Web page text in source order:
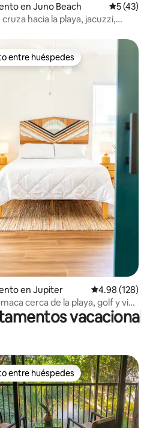
en Juno Beach
5 (43)
hacia la playa, jacuzzi,
de 5, 113 reseñas
entre huéspedes
entre huéspedes
en Jupiter Calificación
4.98 (128)
cerca de la playa, golf y vida
entre huéspedes
entre huéspedes